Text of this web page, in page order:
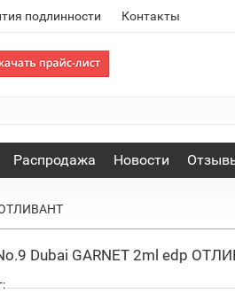
подлинности Контакты
Распродажа Новости
ОТЛИВАНТ
Dubai GARNET 2ml edp